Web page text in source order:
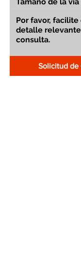
Solicitud de